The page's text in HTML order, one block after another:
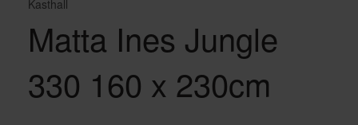
Kasthall
Matta Ines Jungle
330 160 x 230cm